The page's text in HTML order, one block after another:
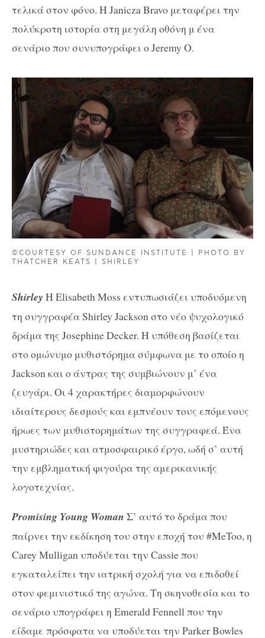
τελικά στον φόνο. H Janicza Bravo μεταφέρει την
πολύκροτη ιστορία στη μεγάλη οθόνη μ ένα
σενάριο που συνυπογράφει ο Jeremy O.
©COURTESY OF SUNDANCE INSTITUTE | PHOTO BY
THATCHER KEATS | SHIRLEY
Shirley Η Elisabeth Moss εντυπωσιάζει υποδυόμενη
τη συγγραφέα Shirley Jackson στο νέο ψυχολογικό
δράμα της Josephine Decker. Η υπόθεση βασίζεται
στο ομώνυμο μυθιστόρημα σύμφωνα με το οποίο η
Jackson και ο άντρας της συμβιώνουν μ’ ένα
ζευγάρι. Οι 4 χαρακτήρες διαμορφώνουν
ιδιαίτερους δεσμούς και εμπνέουν τους επόμενους
ήρωες των μυθιστορημάτων της συγγραφεά. Ένα
μυστηριώδες και ατμοσφαιρικό έργο, ωδή σ’ αυτή
την εμβληματική φιγούρα της αμερικανικής
λογοτεχνίας.
Promising Young Woman Σ’ αυτό το δράμα που
παίρνει την εκδίκηση του στην εποχή του #MeToo, η
Carey Mulligan υποδύεται την Cassie που
εγκαταλείπει την ιατρική σχολή για να επιδοθεί
στον φεμινιστικό της αγώνα. Τη σκηνοθεσία και το
σενάριο υπογράφει η Emerald Fennell που την
είδαμε πρόσφατα να υποδύεται την Parker Bowles